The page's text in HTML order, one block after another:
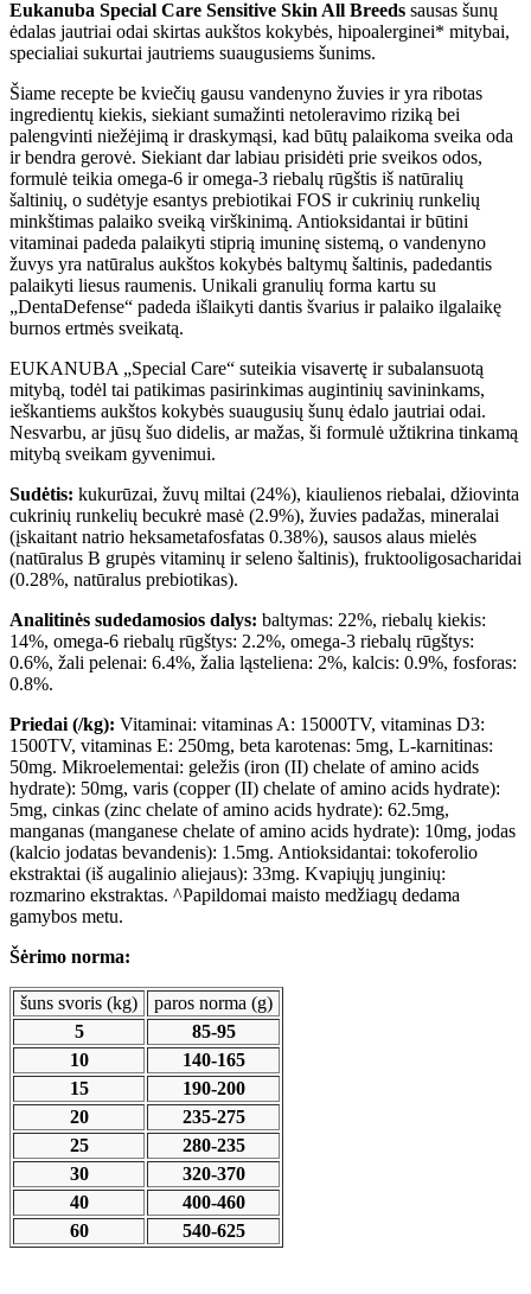
Eukanuba Special Care Sensitive Skin All Breeds sausas šunų
ėdalas jautriai odai skirtas aukštos kokybės, hipoalerginei* mitybai,
specialiai sukurtai jautriems suaugusiems šunims.
Šiame recepte be kviečių gausu vandenyno žuvies ir yra ribotas
ingredientų kiekis, siekiant sumažinti netoleravimo riziką bei
palengvinti niežėjimą ir draskymąsi, kad būtų palaikoma sveika oda
ir bendra gerovė. Siekiant dar labiau prisidėti prie sveikos odos,
formulė teikia omega-6 ir omega-3 riebalų rūgštis iš natūralių
šaltinių, o sudėtyje esantys prebiotikai FOS ir cukrinių runkelių
minkštimas palaiko sveiką virškinimą. Antioksidantai ir būtini
vitaminai padeda palaikyti stiprią imuninę sistemą, o vandenyno
žuvys yra natūralus aukštos kokybės baltymų šaltinis, padedantis
palaikyti liesus raumenis. Unikali granulių forma kartu su
„DentaDefense“ padeda išlaikyti dantis švarius ir palaiko ilgalaikę
burnos ertmės sveikatą.
EUKANUBA „Special Care“ suteikia visavertę ir subalansuotą
mitybą, todėl tai patikimas pasirinkimas augintinių savininkams,
ieškantiems aukštos kokybės suaugusių šunų ėdalo jautriai odai.
Nesvarbu, ar jūsų šuo didelis, ar mažas, ši formulė užtikrina tinkamą
mitybą sveikam gyvenimui.
Sudėtis: kukurūzai, žuvų miltai (24%), kiaulienos riebalai, džiovinta
cukrinių runkelių becukrė masė (2.9%), žuvies padažas, mineralai
(įskaitant natrio heksametafosfatas 0.38%), sausos alaus mielės
(natūralus B grupės vitaminų ir seleno šaltinis), fruktooligosacharidai
(0.28%, natūralus prebiotikas).
Analitinės sudedamosios dalys: baltymas: 22%, riebalų kiekis:
14%, omega-6 riebalų rūgštys: 2.2%, omega-3 riebalų rūgštys:
0.6%, žali pelenai: 6.4%, žalia ląsteliena: 2%, kalcis: 0.9%, fosforas:
0.8%.
Priedai (/kg): Vitaminai: vitaminas A: 15000TV, vitaminas D3:
1500TV, vitaminas E: 250mg, beta karotenas: 5mg, L-karnitinas:
50mg. Mikroelementai: geležis (iron (II) chelate of amino acids
hydrate): 50mg, varis (copper (II) chelate of amino acids hydrate):
5mg, cinkas (zinc chelate of amino acids hydrate): 62.5mg,
manganas (manganese chelate of amino acids hydrate): 10mg, jodas
(kalcio jodatas bevandenis): 1.5mg. Antioksidantai: tokoferolio
ekstraktai (iš augalinio aliejaus): 33mg. Kvapiųjų junginių:
rozmarino ekstraktas. ^Papildomai maisto medžiagų dedama
gamybos metu.
Šėrimo norma:
šuns svoris (kg)
paros norma (g)
5
85-95
10
140-165
15
190-200
20
235-275
25
280-235
30
320-370
40
400-460
60
540-625